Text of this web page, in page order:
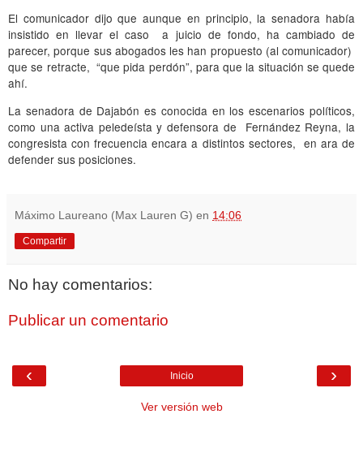
El comunicador dijo que aunque en principio, la senadora había
insistido en llevar el caso a juicio de fondo, ha cambiado de
parecer, porque sus abogados les han propuesto (al comunicador)
que se retracte, “que pida perdón”, para que la situación se quede
ahí.
La senadora de Dajabón es conocida en los escenarios políticos,
como una activa peledeísta y defensora de Fernández Reyna, la
congresista con frecuencia encara a distintos sectores, en ara de
defender sus posiciones.
Máximo Laureano (Max Lauren G) en 14:06
Compartir
No hay comentarios:
Publicar un comentario
‹ ›
Inicio
Ver versión web